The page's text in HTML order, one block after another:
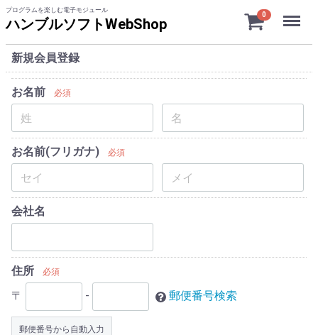
プログラムを楽しむ電子モジュール
ハンブルソフトWebShop
0 Menu
新規会員登録
お名前 必須
お名前(フリガナ) 必須
会社名
住所 必須
〒 - 郵便番号検索
郵便番号から自動入力